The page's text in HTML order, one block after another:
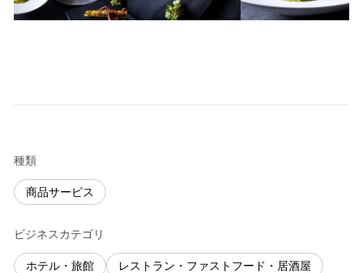
種類
商品サービス
ビジネスカテゴリ
ホテル・旅館 レストラン・ファストフード・居酒屋